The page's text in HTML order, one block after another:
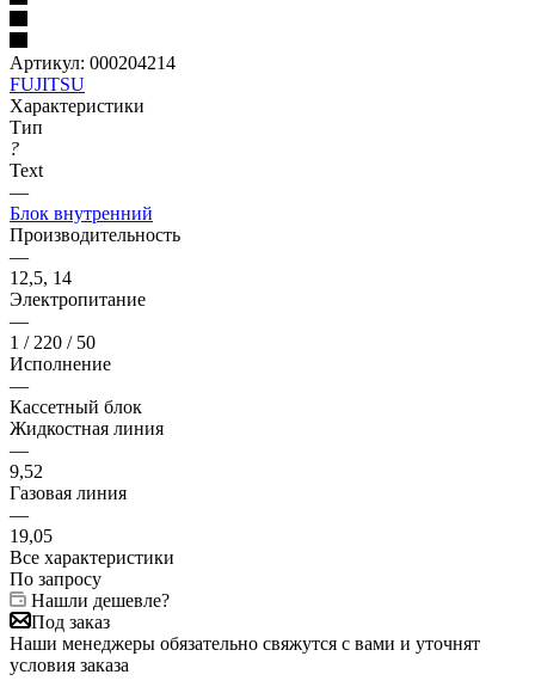
Артикул: 000204214
FUJITSU
Характеристики
Тип
?
Text
—
Блок внутренний
Производительность
—
12,5, 14
Электропитание
—
1 / 220 / 50
Исполнение
—
Кассетный блок
Жидкостная линия
—
9,52
Газовая линия
—
19,05
Все характеристики
По запросу
Нашли дешевле?
Под заказ
Наши менеджеры обязательно свяжутся с вами и уточнят
условия заказа